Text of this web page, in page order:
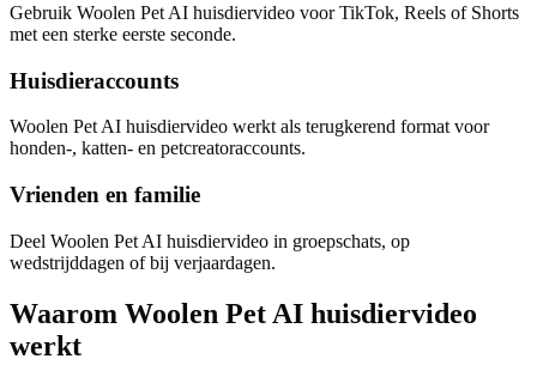
Gebruik Woolen Pet AI huisdiervideo voor TikTok, Reels of Shorts
met een sterke eerste seconde.
Huisdieraccounts
Woolen Pet AI huisdiervideo werkt als terugkerend format voor
honden-, katten- en petcreatoraccounts.
Vrienden en familie
Deel Woolen Pet AI huisdiervideo in groepschats, op
wedstrijddagen of bij verjaardagen.
Waarom Woolen Pet AI huisdiervideo
werkt